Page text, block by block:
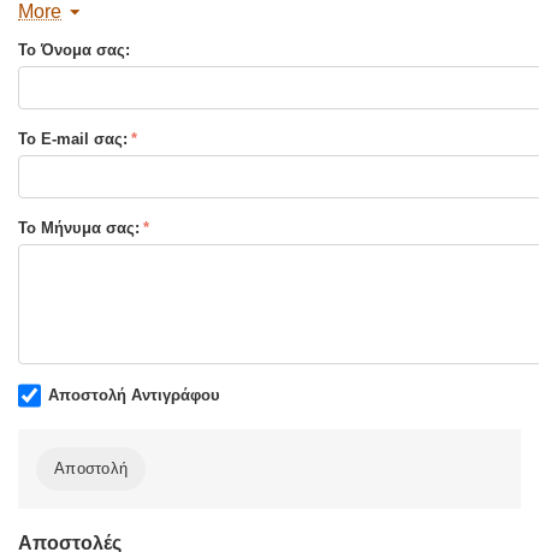
More
Το Όνομα σας:
Το E-mail σας:
Το Μήνυμα σας:
Αποστολή Αντιγράφου
Αποστολή
Αποστολές